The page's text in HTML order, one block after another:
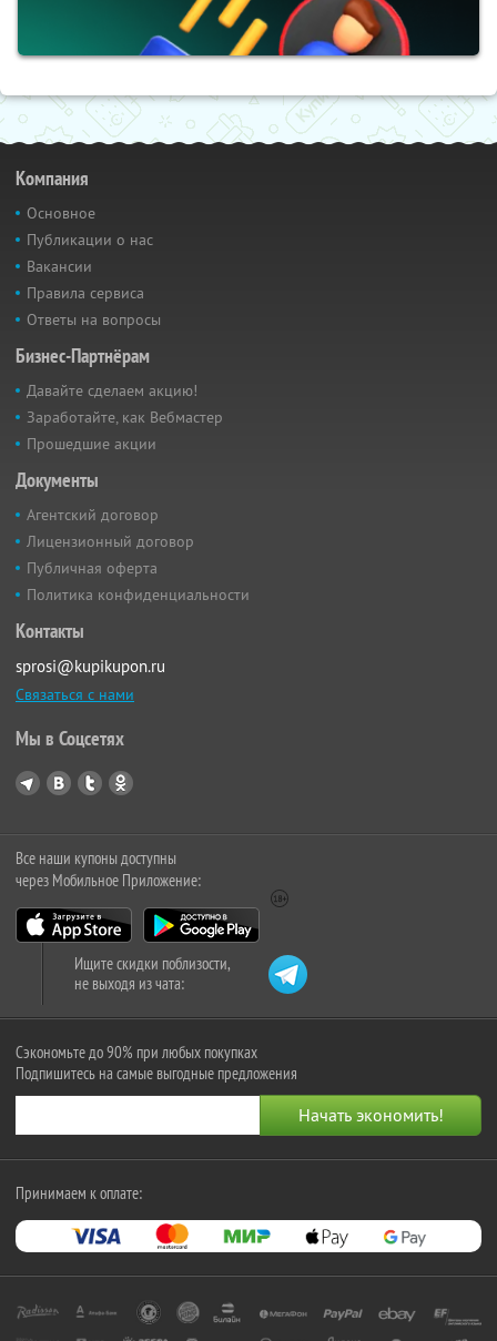
Компания
Основное
Публикации о нас
Вакансии
Правила сервиса
Ответы на вопросы
Бизнес-Партнёрам
Давайте сделаем акцию!
Заработайте, как Вебмастер
Прошедшие акции
Документы
Агентский договор
Лицензионный договор
Публичная оферта
Политика конфиденциальности
Контакты
sprosi@kupikupon.ru
Связаться с нами
Мы в Соцсетях
Все наши купоны доступны
через Мобильное Приложение:
Ищите скидки поблизости,
не выходя из чата:
Сэкономьте до 90% при любых покупках
Подпишитесь на самые выгодные предложения
Принимаем к оплате: